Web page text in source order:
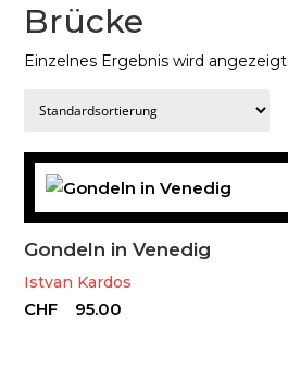
Brücke
Einzelnes Ergebnis wird angezeigt
Gondeln in Venedig
Istvan Kardos
CHF 95.00